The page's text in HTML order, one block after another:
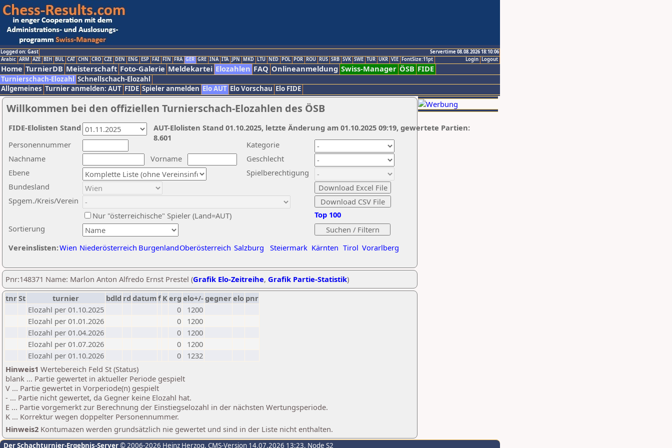
Logged on: Gast
Servertime 08.08.2026 18:10:06
Logout
Login
Arabic ARM AZE BIH BUL CAT CHN CRO CZE DEN ENG ESP FAI FIN FRA GER GRE INA ITA JPN MKD LTU NED POL POR ROU RUS SRB SVK SWE TUR UKR VIE FontSize:11pt
Home TurnierDB Meisterschaft Foto-Galerie Meldekartei Elozahlen FAQ Onlineanmeldung Swiss-Manager ÖSB FIDE
Turnierschach-Elozahl Schnellschach-Elozahl
Allgemeines Turnier anmelden: AUT FIDE Spieler anmelden Elo AUT Elo Vorschau Elo FIDE
Willkommen bei den offiziellen Turnierschach-Elozahlen des ÖSB
Nachname
Vorname
Ebene
Kategorie
Sortierung
Personennummer
Bundesland
Spgem./Kreis/Verein
Geschlecht
Nur "österreichische" Spieler (Land=AUT)
Spielberechtigung
Vereinslisten:Wien Niederösterreich BurgenlandOberösterreich Salzburg Steiermark Kärnten Tirol Vorarlberg
Top 100
AUT-Elolisten Stand 01.10.2025, letzte Änderung am 01.10.2025 09:19, gewertete Partien:
8.601
FIDE-Elolisten Stand
Pnr:148371 Name: Marlon Anton Alfredo Ernst Prestel (Grafik Elo-Zeitreihe, Grafik Partie-Statistik)
tnrSt turnier bdld rd datumf Kerg elo+/-gegnerelo pnr
Elozahl per 01.10.2025
0
1200
Elozahl per 01.01.2026
0
1200
Elozahl per 01.04.2026
0
1200
Elozahl per 01.07.2026
0
1200
Elozahl per 01.10.2026
0
1232
Hinweis1 Wertebereich Feld St (Status)
blank ... Partie gewertet in aktueller Periode gespielt
V ... Partie gewertet in Vorperiode(n) gespielt
- ... Partie nicht gewertet, da Gegner keine Elozahl hat.
E ... Partie vorgemerkt zur Berechnung der Einstiegselozahl in der nächsten Wertungsperiode.
K ... Korrektur wegen doppelter Personennummer.
Hinweis2 Kontumazen werden grundsätzlich nie gewertet und sind in der Liste nicht enthalten.
Der Schachturnier-Ergebnis-Server© 2006-2026 Heinz Herzog, CMS-Version 14.07.2026 13:23, Node S2